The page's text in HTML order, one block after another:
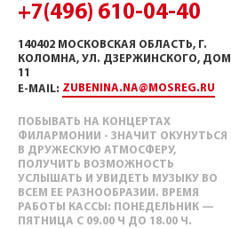
+7(496) 610-04-40
140402 МОСКОВСКАЯ ОБЛАСТЬ, Г.
КОЛОМНА, УЛ. ДЗЕРЖИНСКОГО, ДОМ
11
E-MAIL: ZUBENINA.NA@MOSREG.RU
ПОБЫВАТЬ НА КОНЦЕРТАХ
ФИЛАРМОНИИ - ЗНАЧИТ ОКУНУТЬСЯ
В ДРУЖЕСКУЮ АТМОСФЕРУ,
ПОЛУЧИТЬ ВОЗМОЖНОСТЬ
УСЛЫШАТЬ И УВИДЕТЬ МУЗЫКУ ВО
ВСЕМ ЕЕ РАЗНООБРАЗИИ. ВРЕМЯ
РАБОТЫ КАССЫ: ПОНЕДЕЛЬНИК —
ПЯТНИЦА С 09.00 Ч ДО 18.00 Ч.